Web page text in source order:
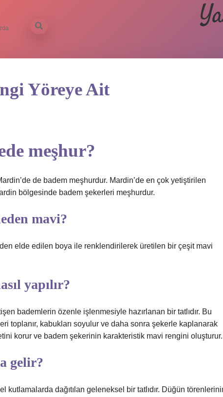
Yöreye Ait
meşhur?
de badem meşhurdur. Mardin’de en çok yetiştirilen
bölgesinde badem şekerleri meşhurdur.
mavi?
elde edilen boya ile renklendirilerek üretilen bir çeşit mavi
yapılır?
bademlerin özenle işlenmesiyle hazırlanan bir tatlıdır. Bu
toplanır, kabukları soyulur ve daha sonra şekerle kaplanarak
korur ve badem şekerinin karakteristik mavi rengini oluşturur.
gelir?
kutlamalarda dağıtılan geleneksel bir tatlıdır. Düğün